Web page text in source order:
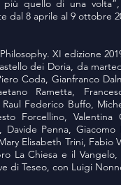
quello di una volta”,
dal 8 aprile al 9 ottobre
XI edizione
dei Doria, da
Coda, Gianfranco
Rametta,
Federico Buffo,
Forcellino,
Penna,
Elisabeth Trini, Fabio
La Chiesa e il
di Teseo, con Luigi